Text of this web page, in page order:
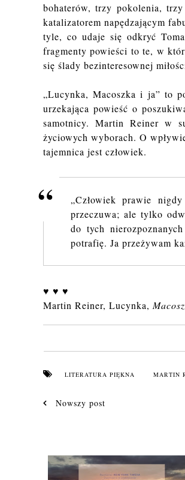
bohaterów, trzy pokolenia, trzy
katalizatorem napędzającym
tyle, co udaje się odkryć
fragmenty powieści to te, w
się ślady bezinteresownej
„Lucynka, Macoszka i ja” to
urzekająca powieść o
samotnicy. Martin Reiner w
życiowych wyborach. O
tajemnica jest człowiek.
„Człowiek prawie
przeczuwa; ale tylko
do tych
potrafię. Ja przeżywam
♥ ♥ ♥
Martin Reiner, Lucynka,
LITERATURA PIĘKNA MARTIN
Nowszy post